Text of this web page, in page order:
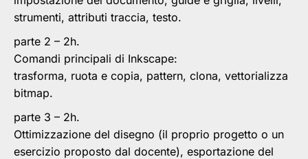
strumenti, attributi traccia, testo.
parte 2 – 2h.
Comandi principali di Inkscape:
trasforma, ruota e copia, pattern, clona, vettorializza
bitmap.
parte 3 – 2h.
Ottimizzazione del disegno (il proprio progetto o un
esercizio proposto dal docente), esportazione del